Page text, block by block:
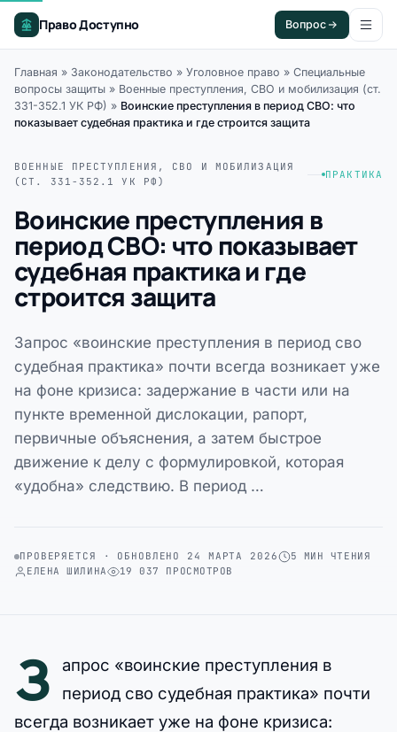
Право Доступно Вопрос
Главная » Законодательство » Уголовное право » Специальные
вопросы защиты » Военные преступления, СВО и мобилизация (ст.
331-352.1 УК РФ) » Воинские преступления в период СВО: что
показывает судебная практика и где строится защита
ВОЕННЫЕ ПРЕСТУПЛЕНИЯ, СВО И МОБИЛИЗАЦИЯ
(СТ. 331-352.1 УК РФ)
ПРАКТИКА
Воинские преступления в
период СВО: что показывает
судебная практика и где
строится защита
Запрос «воинские преступления в период сво
судебная практика» почти всегда возникает уже
на фоне кризиса: задержание в части или на
пункте временной дислокации, рапорт,
первичные объяснения, а затем быстрое
движение к делу с формулировкой, которая
«удобна» следствию. В период …
ПРОВЕРЯЕТСЯ · ОБНОВЛЕНО 24 МАРТА 2026
5 МИН ЧТЕНИЯ
ЕЛЕНА ШИЛИНА
19 037 ПРОСМОТРОВ
З
апрос «воинские преступления в
период сво судебная практика» почти
всегда возникает уже на фоне кризиса: